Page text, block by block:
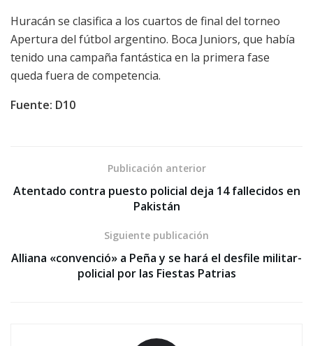
Huracán se clasifica a los cuartos de final del torneo
Apertura del fútbol argentino. Boca Juniors, que había
tenido una campaña fantástica en la primera fase
queda fuera de competencia.
Fuente: D10
Publicación anterior
Atentado contra puesto policial deja 14 fallecidos en
Pakistán
Siguiente publicación
Alliana «convenció» a Peña y se hará el desfile militar-
policial por las Fiestas Patrias